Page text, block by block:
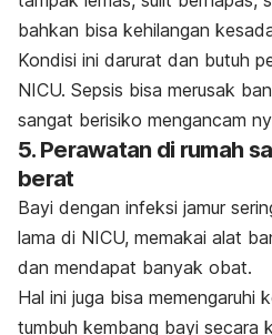
bahkan bisa kehilangan
Kondisi ini darurat dan butuh
NICU. Sepsis bisa merusak
sangat berisiko mengancam
5. Perawatan di rumah
berat
Bayi dengan infeksi jamur
lama di NICU, memakai alat
dan mendapat banyak obat.
Hal ini juga bisa memengaruhi
tumbuh kembang bayi secara